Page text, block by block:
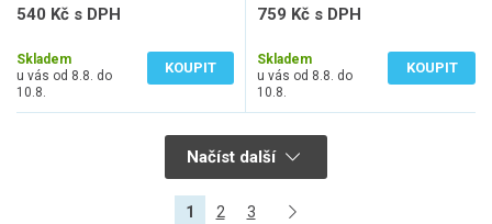
540 Kč s DPH
Skladem
u vás od 8.8. do
10.8.
KOUPIT
759 Kč s DPH
Skladem
u vás od 8.8. do
10.8.
KOUPIT
Načíst další
1 2 3